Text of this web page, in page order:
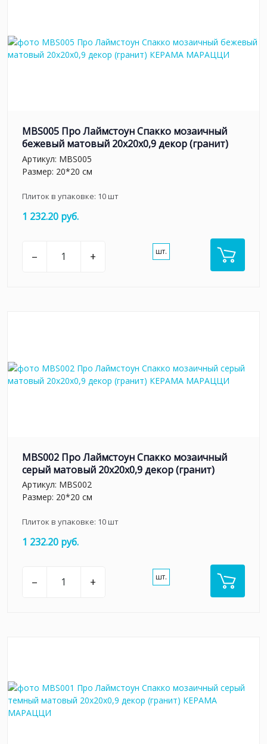
MBS005 Про Лаймстоун Спакко мозаичный
бежевый матовый 20х20х0,9 декор (гранит)
Артикул: MBS005
Размер: 20*20 см
Плиток в упаковке: 10шт
1 232.20 руб.
– + шт.
MBS002 Про Лаймстоун Спакко мозаичный
серый матовый 20х20х0,9 декор (гранит)
Артикул: MBS002
Размер: 20*20 см
Плиток в упаковке: 10шт
1 232.20 руб.
– + шт.